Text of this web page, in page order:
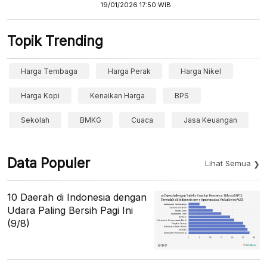
19/01/2026 17:50 WIB
Topik Trending
Harga Tembaga Harga Perak Harga Nikel
Harga Kopi Kenaikan Harga BPS
Sekolah BMKG Cuaca Jasa Keuangan
Data Populer Lihat Semua
10 Daerah di Indonesia dengan
Udara Paling Bersih Pagi Ini
(9/8)